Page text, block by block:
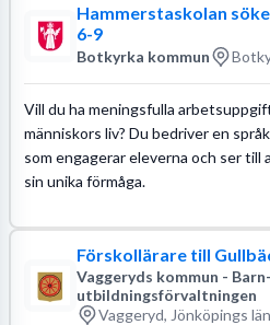
Hammerstaskolan
6-9
Botkyrka kommun
Vill du ha meningsfulla
människors liv? Du bedriver en
som engagerar eleverna och ser
sin unika förmåga.
Förskollärare till
Vaggeryds kommun -
utbildningsförvaltningen
Vaggeryd, Jönköpings län